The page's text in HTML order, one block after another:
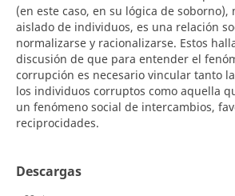
(en este caso, en su lógica de soborno),
aislado de individuos, es una relación
normalizarse y racionalizarse. Estos
discusión de que para entender el
corrupción es necesario vincular tanto
los individuos corruptos como aquella
un fenómeno social de intercambios,
reciprocidades.
Descargas